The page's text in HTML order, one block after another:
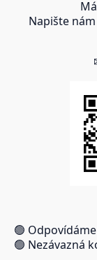
Napište
🟢
🟢 Nezávazná